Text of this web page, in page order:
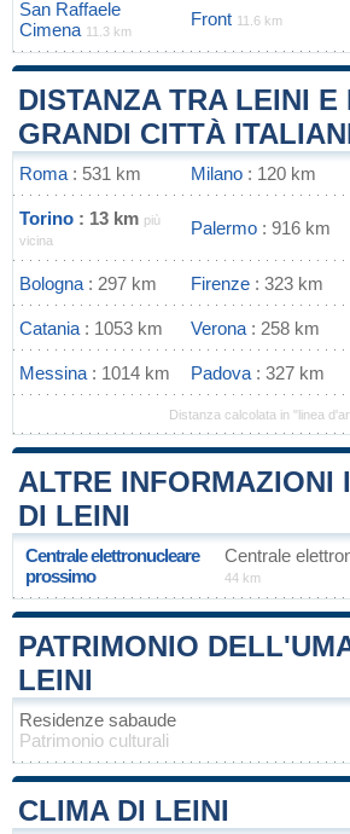
San Raffaele
Cimena 11.3 km
Front 11.6 km
DISTANZA TRA LEINI E
GRANDI CITTÀ
Roma : 531 km Milano : 120 km
Torino : 13 km più
vicina
Palermo : 916 km
Bologna : 297 km Firenze : 323 km
Catania : 1053 km Verona : 258 km
Messina : 1014 km Padova : 327 km
Distanza calcolata in "linea
ALTRE INFORMAZIONI
DI LEINI
Centrale elettronucleare
prossimo
Centrale
44 km
PATRIMONIO
LEINI
Residenze sabaude
Patrimonio culturali
CLIMA DI LEINI